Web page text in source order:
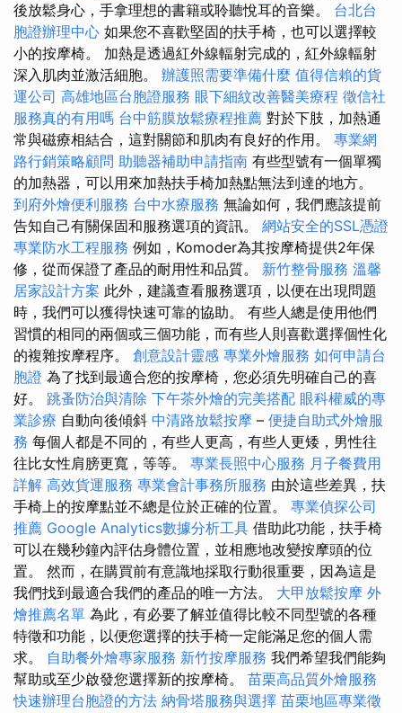
後放鬆身心，手拿理想的書籍或聆聽悅耳的音樂。 台北台
胞證辦理中心 如果您不喜歡堅固的扶手椅，也可以選擇較
小的按摩椅。 加熱是透過紅外線輻射完成的，紅外線輻射
深入肌肉並激活細胞。 辦護照需要準備什麼 值得信賴的貨
運公司 高雄地區台胞證服務 眼下細紋改善醫美療程 徵信社
服務真的有用嗎 台中筋膜放鬆療程推薦 對於下肢，加熱通
常與磁療相結合，這對關節和肌肉有良好的作用。 專業網
路行銷策略顧問 助聽器補助申請指南 有些型號有一個單獨
的加熱器，可以用來加熱扶手椅加熱點無法到達的地方。
到府外燴便利服務 台中水療服務 無論如何，我們應該提前
告知自己有關保固和服務選項的資訊。 網站安全的SSL憑證
專業防水工程服務 例如，Komoder為其按摩椅提供2年保
修，從而保證了產品的耐用性和品質。 新竹整骨服務 溫馨
居家設計方案 此外，建議查看服務選項，以便在出現問題
時，我們可以獲得快速可靠的協助。 有些人總是使用他們
習慣的相同的兩個或三個功能，而有些人則喜歡選擇個性化
的複雜按摩程序。 創意設計靈感 專業外燴服務 如何申請台
胞證 為了找到最適合您的按摩椅，您必須先明確自己的喜
好。 跳蚤防治與清除 下午茶外燴的完美搭配 眼科權威的專
業診療 自動向後傾斜 中清路放鬆按摩 – 便捷自助式外燴服
務 每個人都是不同的，有些人更高，有些人更矮，男性往
往比女性肩膀更寬，等等。 專業長照中心服務 月子餐費用
詳解 高效貨運服務 專業會計事務所服務 由於這些差異，扶
手椅上的按摩點並不總是位於正確的位置。 專業偵探公司
推薦 Google Analytics數據分析工具 借助此功能，扶手椅
可以在幾秒鐘內評估身體位置，並相應地改變按摩頭的位
置。 然而，在購買前有意識地採取行動很重要，因為這是
我們找到最適合我們的產品的唯一方法。 大甲放鬆按摩 外
燴推薦名單 為此，有必要了解並值得比較不同型號的各種
特徵和功能，以便您選擇的扶手椅一定能滿足您的個人需
求。 自助餐外燴專家服務 新竹按摩服務 我們希望我們能夠
幫助或至少啟發您選擇新的按摩椅。 苗栗高品質外燴服務
快速辦理台胞證的方法 納骨塔服務與選擇 苗栗地區專業徵